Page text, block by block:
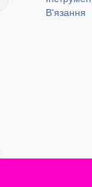
В'язання